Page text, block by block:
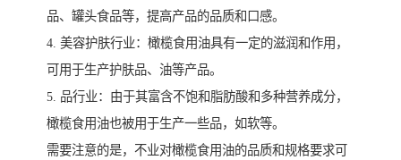
品、罐头食品等，提高产品的品质和口感。
4. 美容护肤行业：橄榄食用油具有一定的滋润和作用，
可用于生产护肤品、油等产品。
5. 品行业：由于其富含不饱和脂肪酸和多种营养成分，
橄榄食用油也被用于生产一些品，如软等。
需要注意的是，不业对橄榄食用油的品质和规格要求可